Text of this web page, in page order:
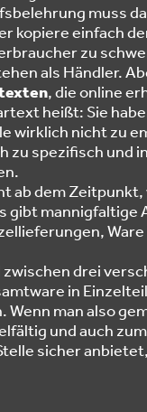
muss
kopiere einfach
zu
als Händler.
, die online
heißt: Sie
wirklich nicht zu
zu spezifisch und
dem Zeitpunkt,
gibt
drei
in
man also
und auch
sicher